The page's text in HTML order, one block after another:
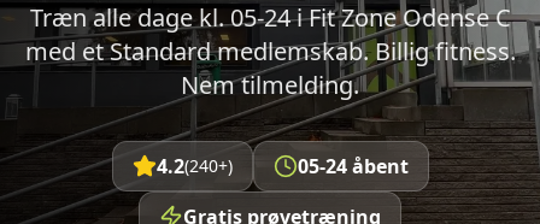
Træn alle dage kl. 05-24 i Fit Zone Odense C
med et Standard medlemskab. Billig fitness.
Nem tilmelding.
4.2(240+)
05-24 åbent
Gratis prøvetræning